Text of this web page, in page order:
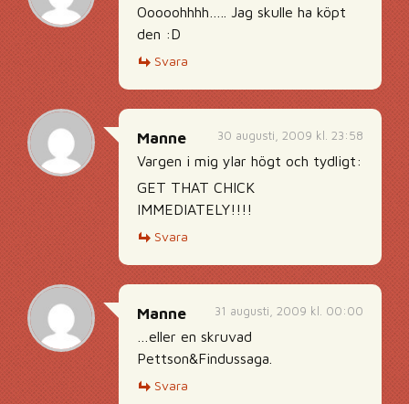
Ooooohhhh….. Jag skulle ha köpt
den :D
Svara
30 augusti, 2009 kl. 23:58
Manne
Vargen i mig ylar högt och tydligt:
GET THAT CHICK
IMMEDIATELY!!!!
Svara
31 augusti, 2009 kl. 00:00
Manne
…eller en skruvad
Pettson&Findussaga.
Svara